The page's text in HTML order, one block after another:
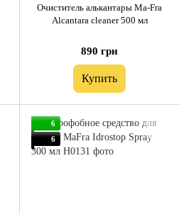
Очиститель алькантары Ma-Fra
Alcantara cleaner 500 мл
890 грн
Купить
6
6